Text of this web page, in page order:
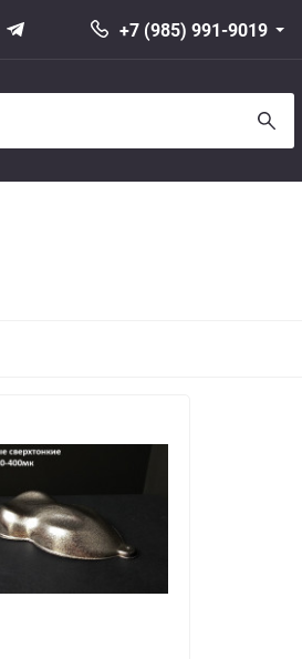
+7 (985) 991-9019